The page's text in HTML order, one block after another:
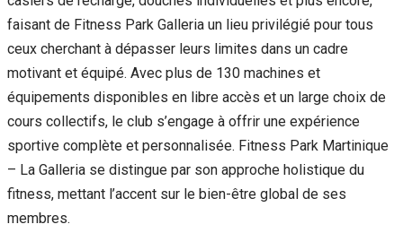
faisant de Fitness Park Galleria un lieu privilégié pour tous
ceux cherchant à dépasser leurs limites dans un cadre
motivant et équipé. Avec plus de 130 machines et
équipements disponibles en libre accès et un large choix de
cours collectifs, le club s’engage à offrir une expérience
sportive complète et personnalisée. Fitness Park Martinique
– La Galleria se distingue par son approche holistique du
fitness, mettant l’accent sur le bien-être global de ses
membres.